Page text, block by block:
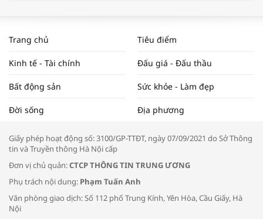
NAM NĂM 2024 VÀ NĂM 2025 | NHỊP
ĐẬP THỊ TRƯỜNG #62
Tọa đàm “Xúc tiến thương mại: Khơi
Bác sĩ tư vấn cách phòng tránh bệnh
đường hô hấp trong thời tiết giao mùa
Trang chủ Tiêu điểm
Kinh tế - Tài chính Đấu giá - Đấu thầu
Bất động sản Sức khỏe - Làm đẹp
Đời sống Địa phương
Giấy phép hoạt động số: 3100/GP-TTĐT, ngày 07/09/2021 do Sở Thông
tin và Truyền thông Hà Nội cấp
Đơn vị chủ quản:CTCP THÔNG TIN TRUNG ƯƠNG
Phụ trách nội dung: Phạm Tuấn Anh
Văn phòng giao dịch: Số 112 phố Trung Kính, Yên Hòa, Cầu Giấy, Hà
Nội